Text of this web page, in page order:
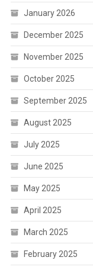
January 2026
December 2025
November 2025
October 2025
September 2025
August 2025
July 2025
June 2025
May 2025
April 2025
March 2025
February 2025